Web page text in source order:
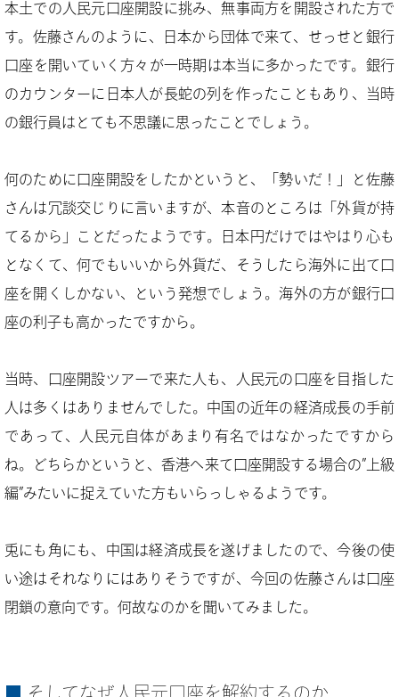
本土での人民元口座開設に挑み、無事両方を開設された方で
す。佐藤さんのように、日本から団体で来て、せっせと銀行
口座を開いていく方々が一時期は本当に多かったです。銀行
のカウンターに日本人が長蛇の列を作ったこともあり、当時
の銀行員はとても不思議に思ったことでしょう。
何のために口座開設をしたかというと、「勢いだ！」と佐藤
さんは冗談交じりに言いますが、本音のところは「外貨が持
てるから」ことだったようです。日本円だけではやはり心も
となくて、何でもいいから外貨だ、そうしたら海外に出て口
座を開くしかない、という発想でしょう。海外の方が銀行口
座の利子も高かったですから。
当時、口座開設ツアーで来た人も、人民元の口座を目指した
人は多くはありませんでした。中国の近年の経済成長の手前
であって、人民元自体があまり有名ではなかったですから
ね。どちらかというと、香港へ来て口座開設する場合の”上級
編”みたいに捉えていた方もいらっしゃるようです。
兎にも角にも、中国は経済成長を遂げましたので、今後の使
い途はそれなりにはありそうですが、今回の佐藤さんは口座
閉鎖の意向です。何故なのかを聞いてみました。
そしてなぜ人民元口座を解約するのか